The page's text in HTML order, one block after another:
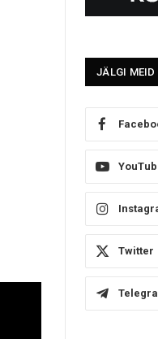
JÄLGI MEID
Twitter